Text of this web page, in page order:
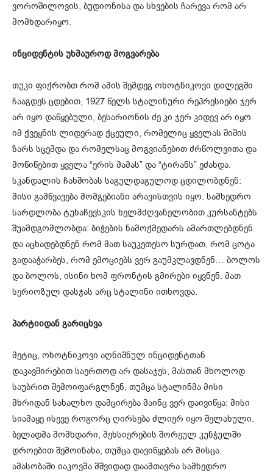
ვოროშილოვის, ბუდიონისა და სხვების ჩარევა რომ არ
მომხდარიყო.
ინციდენტის უხმაუროდ მოგვარება
თუკი ფიქრობთ რომ ამის შემდეგ ოხოტნიკოვი დილეგში
ჩააგდეს ცდებით, 1927 წელს სტალინური რეპრესიები ჯერ
არ იყო დაწყებული, ბესარიონის ძე კი ჯერ კიდევ არ იყო
იმ ქვეყნის ლიდერად ქცეული, რომელიც ყველას შიშის
ზარს სცემდა და რომელსაც მოგვიანებით ძრწოლვითა და
მოწიწებით ყველა “ერის მამას” და “ტირანს” ეძახდა.
სკანდალის ჩახშობას საგულდაგულოდ ცდილობდნენ:
მისი გამწვავება მომგებიანი არავისთვის იყო. სამხედრო
სარდლობა ტუხაჩევსკის ხელმძღვანელობით კურსანტებს
შუამდგომლობდა: ბიჭების ნამოქმედარს ამართლებდნენ
და აცხადებდნენ რომ მათ საუკეთესო სურდათ, რომ ცოტა
გადააჭარბეს, რომ ემოციებს ვერ გაუმკლავდნენ… ბოლოს
და ბოლოს, ისინი ხომ ფრონტის გმირები იყვნენ. მათ
სერიოზულ დასჯას არც სტალინი ითხოვდა.
პარტიიდან გარიცხვა
მეტიც, ოხოტნიკოვი აღნიშნულ ინციდენტთან
დაკავშირებით საერთოდ არ დასაჯეს, მასთან მხოლოდ
საუბრით შემოიფარგლნენ, თუმცა სტალინმა მისი
მხრიდან სახალხო დამცირება მაინც ვერ დაივიწყა: მისი
სიამაყე ისევე როგორც ღირსება ძლიერ იყო შელახული.
ბელადმა მომხდარი, მეხსიერების შორეულ კუნჭულში
დროებით შემოინახა, თუმცა დავიწყებას არ მისცა.
ამასობაში იაკოვმა მშვიდად დაამთავრა სამხედრო